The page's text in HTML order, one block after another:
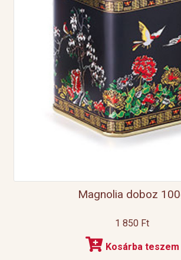
Magnolia doboz
1 850 Ft
Kosárba teszem